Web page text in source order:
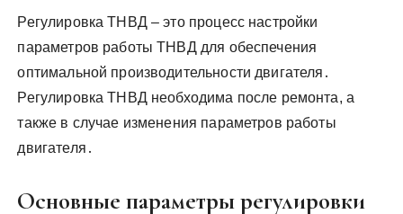
Регулировка ТНВД – это процесс настройки
параметров работы ТНВД для обеспечения
оптимальной производительности двигателя․
Регулировка ТНВД необходима после ремонта, а
также в случае изменения параметров работы
двигателя․
Основные параметры регулировки